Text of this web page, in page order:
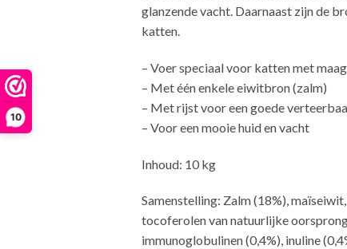
10
glanzende vacht. Daarnaast zijn de
katten.
– Voer speciaal voor katten met
– Met één enkele eiwitbron (zalm)
– Met rijst voor een goede
– Voor een mooie huid en vacht
Inhoud: 10 kg
Samenstelling: Zalm (18%),
tocoferolen van natuurlijke
immunoglobulinen (0,4%), inuline